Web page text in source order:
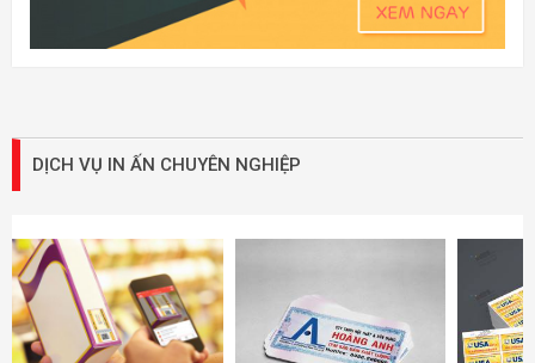
DỊCH VỤ IN ẤN CHUYÊN NGHIỆP